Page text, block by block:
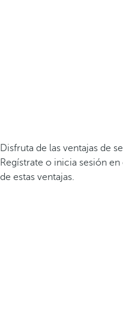
Disfruta de las ventajas de
Regístrate o inicia sesión
de estas ventajas.